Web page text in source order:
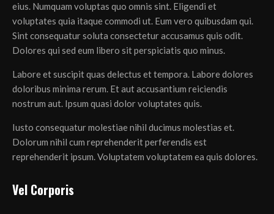
eius. Numquam voluptas quo omnis sint. Eligendi et
voluptates quia itaque commodi ut. Eum vero quibusdam qui.
Sint consequatur soluta consectetur accusamus quis odit.
Dolores qui sed eum libero sit perspiciatis quo minus.
Labore et suscipit quas delectus et tempora. Labore dolores
doloribus minima rerum. Et aut accusantium reiciendis
nostrum aut. Ipsum quasi dolor voluptates quis.
Iusto consequatur molestiae nihil ducimus molestias et.
Dolorum nihil cum reprehenderit perferendis est
reprehenderit ipsum. Voluptatem voluptatem ea quis dolores.
Vel Corporis